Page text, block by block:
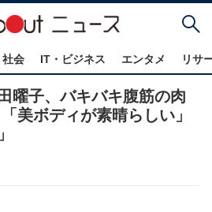
社会 IT・ビジネス エンタメ リサ
曜子、バキバキ腹筋の肉
美ボディが素晴らしい」